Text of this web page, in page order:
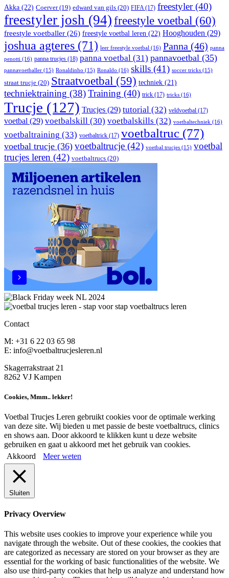
Akka (22) Coerver(19) edward van gils (20) FIFA(17) freestyler(40)
freestyler josh (94) freestyle voetbal (60)
freestyle voetballer (26) freestyle voetbal leren (22) Hooghouden (29)
joshua agteres (71) leer freestyle voetbal (16) Panna (46) panna
penotti (16) panna trucjes (18) panna voetbal (31) pannavoetbal (35)
pannavoetballer (15) Ronaldinho (15) Ronaldo (16) skills (41) soccer tricks (15)
straat trucje (20) Straatvoetbal (59) techniek (21)
techniektraining (38)Training (40) trick (17) tricks (16)
Trucje (127) Trucjes (29) tutorial (32) veldvoetbal (17)
voetbal (29) voetbalskill (30) voetbalskills (32) voetbaltechniek (16)
voetbaltraining (33) voetbaltrick (17) voetbaltruc (77)
voetbal trucje (36) voetbaltrucje (42) voetbal trucjes (15) voetbal
trucjes leren (42) voetbaltrucs (20)
Contact
M: +31 6 22 03 65 98
E: info@voetbaltrucjesleren.nl
Skagerrakstraat 21
8262 VJ Kampen
Cookies, Mmm.. lekker!
Voetbal Trucjes Leren gebruikt cookies voor de optimale werking
van deze site. Wij bieden u met passie de beste voetbaltrucs, clinics
en shows aan. Door akkoord te klikken kunt u deze website
gebruiken en gaat u akkoord met het gebruik van cookies.
Akkoord
Meer weten
Sluiten
Privacy Overview
This website uses cookies to improve your experience while you
navigate through the website. Out of these cookies, the cookies that
are categorized as necessary are stored on your browser as they are
essential for the working of basic functionalities of the website. We
also use third-party cookies that help us analyze and understand how